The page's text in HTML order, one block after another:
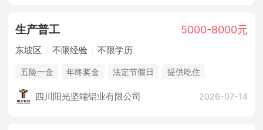
生产普工 5000-8000元
东坡区 不限经验 不限学历
五险一金 年终奖金 法定节假日
提供吃住
休假制度
四川阳光坚端铝业有限公司 2026-07-14